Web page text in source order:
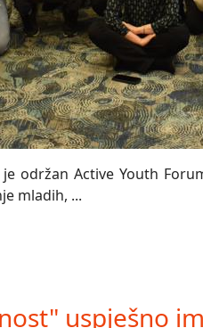
održan Active Youth
mladih, ...
uspješno